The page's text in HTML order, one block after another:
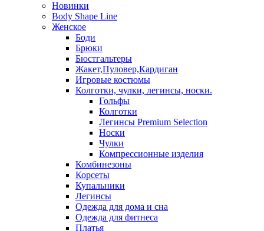
Новинки
Body Shape Line
Женское
Боди
Брюки
Бюстгальтеры
Жакет,Пуловер,Кардиган
Игровые костюмы
Колготки, чулки, легинсы, носки.
Гольфы
Колготки
Легинсы Premium Selection
Носки
Чулки
Компрессионные изделия
Комбинезоны
Корсеты
Купальники
Легинсы
Одежда для дома и сна
Одежда для фитнеса
Платья